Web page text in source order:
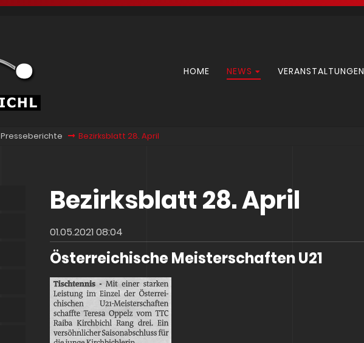
Navigation
überspringen
HOME NEWS VERANSTALTUNGEN
Presseberichte Bezirksblatt 28. April
Bezirksblatt 28. April
01.05.2021 08:04
Österreichische Meisterschaften U21